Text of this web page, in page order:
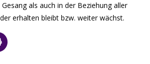
als auch in der Beziehung aller
erhalten bleibt bzw. weiter wächst.